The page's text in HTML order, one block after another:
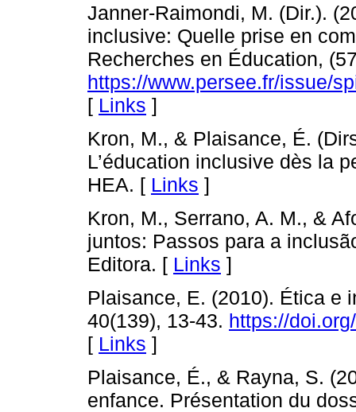
Janner-Raimondi, M. (Dir.).
inclusive: Quelle prise en
Recherches en Éducation,
https://www.persee.fr/issue/
[ Links ]
Kron, M., & Plaisance, É.
L’éducation inclusive dès la
HEA. [ Links ]
Kron, M., Serrano, A. M., &
juntos: Passos para a
Editora. [ Links ]
Plaisance, E. (2010). Ética e
40(139), 13-43. https://
[ Links ]
Plaisance, É., & Rayna, S.
enfance. Présentation du